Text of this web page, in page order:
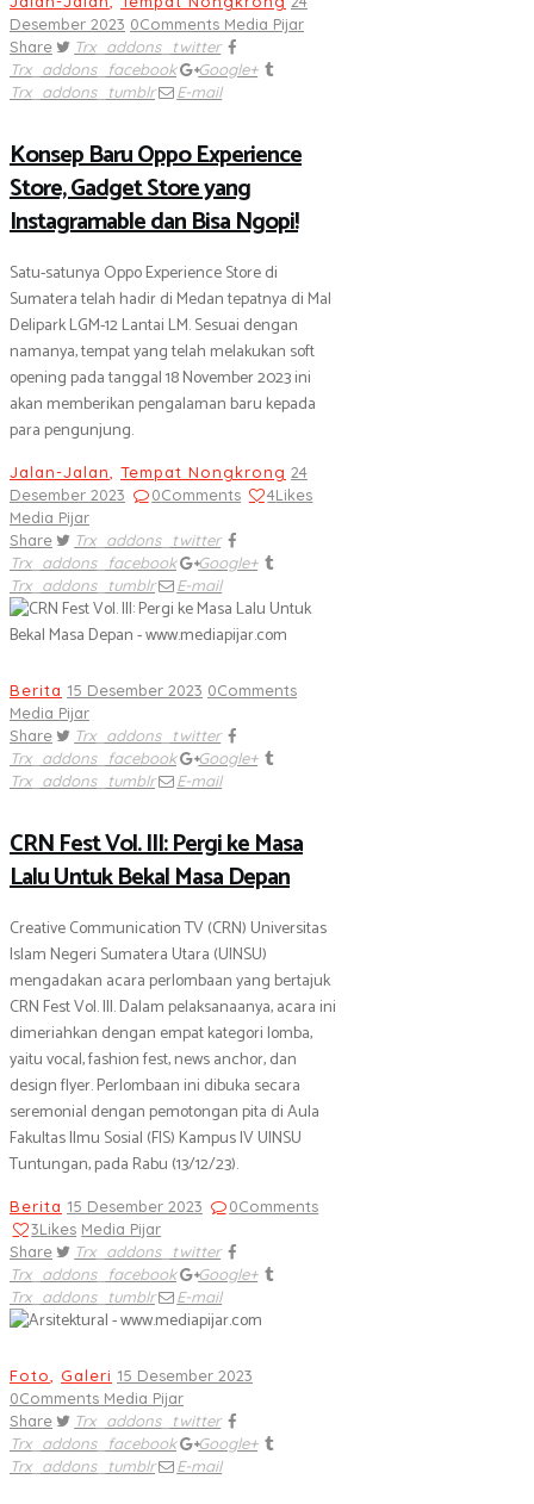
Desember 2023 0Comments Media Pijar
Share
Trx_addons_twitter
Trx_addons_facebook
Google+
Trx_addons_tumblr
E-mail
Konsep Baru Oppo Experience
Store, Gadget Store yang
Instagramable dan Bisa Ngopi!
Satu-satunya Oppo Experience Store di
Sumatera telah hadir di Medan tepatnya di Mal
Delipark LGM-12 Lantai LM. Sesuai dengan
namanya, tempat yang telah melakukan soft
opening pada tanggal 18 November 2023 ini
akan memberikan pengalaman baru kepada
para pengunjung.
Jalan-Jalan Tempat Nongkrong 24
Desember 2023
0Comments 4Likes
Media Pijar
Share
Trx_addons_twitter
Trx_addons_facebook
Google+
Trx_addons_tumblr
E-mail
Berita 15 Desember 2023 0Comments
Media Pijar
Share
Trx_addons_twitter
Trx_addons_facebook
Google+
Trx_addons_tumblr
E-mail
CRN Fest Vol. III: Pergi ke Masa
Lalu Untuk Bekal Masa Depan
Creative Communication TV (CRN) Universitas
Islam Negeri Sumatera Utara (UINSU)
mengadakan acara perlombaan yang bertajuk
CRN Fest Vol. III. Dalam pelaksanaanya, acara ini
dimeriahkan dengan empat kategori lomba,
yaitu vocal, fashion fest, news anchor, dan
design flyer. Perlombaan ini dibuka secara
seremonial dengan pemotongan pita di Aula
Fakultas Ilmu Sosial (FIS) Kampus IV UINSU
Tuntungan, pada Rabu (13/12/23).
Berita 15 Desember 2023 0Comments
3Likes Media Pijar
Share
Trx_addons_twitter
Trx_addons_facebook
Google+
Trx_addons_tumblr
E-mail
Foto, Galeri 15 Desember 2023
0Comments Media Pijar
Share
Trx_addons_twitter
Trx_addons_facebook
Google+
Trx_addons_tumblr
E-mail